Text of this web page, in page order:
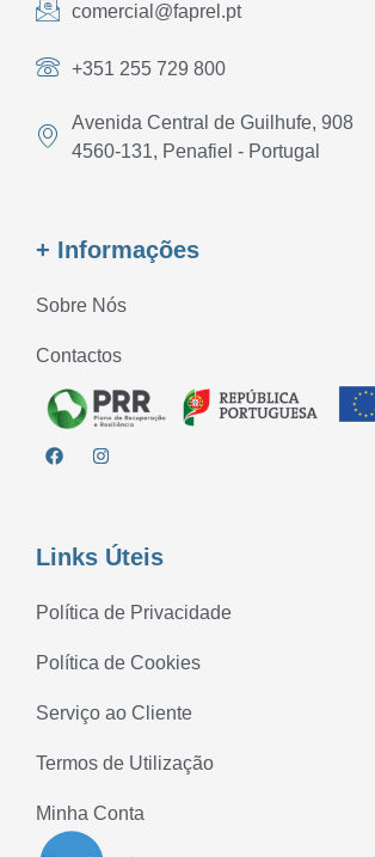
comercial@faprel.pt
+351 255 729 800
Avenida Central de Guilhufe, 908
4560-131, Penafiel - Portugal
+ Informações
Sobre Nós
Contactos
Links Úteis
Política de Privacidade
Política de Cookies
Serviço ao Cliente
Termos de Utilização
Minha Conta